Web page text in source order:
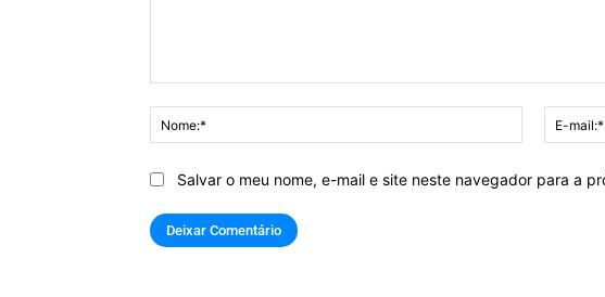
Nome:*
Salvar o meu nome, e-mail e site neste navegador para a